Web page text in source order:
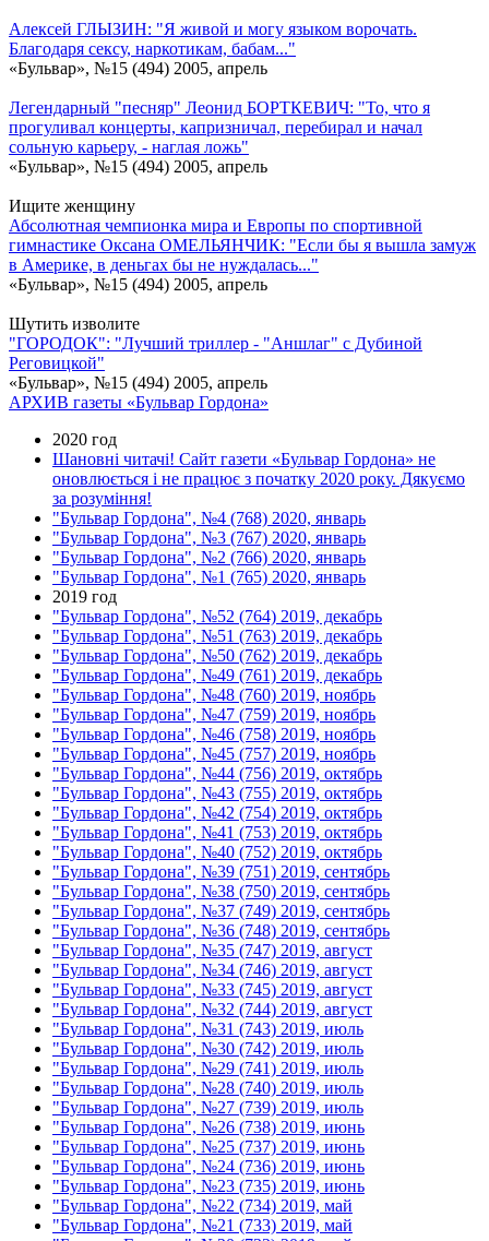
Алексей ГЛЫЗИН: "Я живой и могу языком ворочать.
Благодаря сексу, наркотикам, бабам..."
«Бульвар», №15 (494) 2005, апрель
Легендарный "песняр" Леонид БОРТКЕВИЧ: "То, что я
прогуливал концерты, капризничал, перебирал и начал
сольную карьеру, - наглая ложь"
«Бульвар», №15 (494) 2005, апрель
Ищите женщину
Абсолютная чемпионка мира и Европы по спортивной
гимнастике Оксана ОМЕЛЬЯНЧИК: "Если бы я вышла замуж
в Америке, в деньгах бы не нуждалась..."
«Бульвар», №15 (494) 2005, апрель
Шутить изволите
"ГОРОДОК": "Лучший триллер - "Аншлаг" с Дубиной
Реговицкой"
«Бульвар», №15 (494) 2005, апрель
АРХИВ газеты «Бульвар Гордона»
2020 год
Шановні читачі! Сайт газети «Бульвар Гордона» не
оновлюється і не працює з початку 2020 року. Дякуємо
за розуміння!
"Бульвар Гордона", №4 (768) 2020, январь
"Бульвар Гордона", №3 (767) 2020, январь
"Бульвар Гордона", №2 (766) 2020, январь
"Бульвар Гордона", №1 (765) 2020, январь
2019 год
"Бульвар Гордона", №52 (764) 2019, декабрь
"Бульвар Гордона", №51 (763) 2019, декабрь
"Бульвар Гордона", №50 (762) 2019, декабрь
"Бульвар Гордона", №49 (761) 2019, декабрь
"Бульвар Гордона", №48 (760) 2019, ноябрь
"Бульвар Гордона", №47 (759) 2019, ноябрь
"Бульвар Гордона", №46 (758) 2019, ноябрь
"Бульвар Гордона", №45 (757) 2019, ноябрь
"Бульвар Гордона", №44 (756) 2019, октябрь
"Бульвар Гордона", №43 (755) 2019, октябрь
"Бульвар Гордона", №42 (754) 2019, октябрь
"Бульвар Гордона", №41 (753) 2019, октябрь
"Бульвар Гордона", №40 (752) 2019, октябрь
"Бульвар Гордона", №39 (751) 2019, сентябрь
"Бульвар Гордона", №38 (750) 2019, сентябрь
"Бульвар Гордона", №37 (749) 2019, сентябрь
"Бульвар Гордона", №36 (748) 2019, сентябрь
"Бульвар Гордона", №35 (747) 2019, август
"Бульвар Гордона", №34 (746) 2019, август
"Бульвар Гордона", №33 (745) 2019, август
"Бульвар Гордона", №32 (744) 2019, август
"Бульвар Гордона", №31 (743) 2019, июль
"Бульвар Гордона", №30 (742) 2019, июль
"Бульвар Гордона", №29 (741) 2019, июль
"Бульвар Гордона", №28 (740) 2019, июль
"Бульвар Гордона", №27 (739) 2019, июль
"Бульвар Гордона", №26 (738) 2019, июнь
"Бульвар Гордона", №25 (737) 2019, июнь
"Бульвар Гордона", №24 (736) 2019, июнь
"Бульвар Гордона", №23 (735) 2019, июнь
"Бульвар Гордона", №22 (734) 2019, май
"Бульвар Гордона", №21 (733) 2019, май